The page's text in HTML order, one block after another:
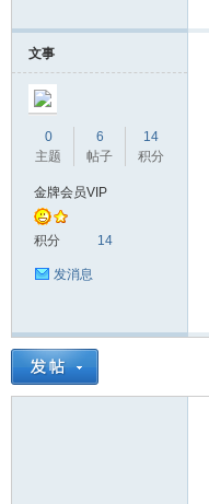
文事
0
主题
6
帖子
14
积分
金牌会员VIP
积分 14
发消息